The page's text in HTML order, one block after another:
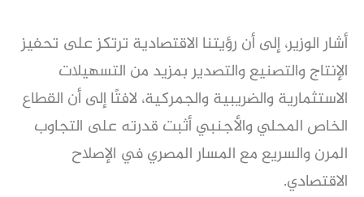
أشار الوزير، إلى أن رؤيتنا الاقتصادية ترتكز على تحفيز
الإنتاج والتصنيع والتصدير بمزيد من التسهيلات
الاستثمارية والضريبية والجمركية، لافتًا إلى أن القطاع
الخاص المحلي والأجنبي أثبت قدرته على التجاوب
المرن والسريع مع المسار المصري في الإصلاح
الاقتصادي.